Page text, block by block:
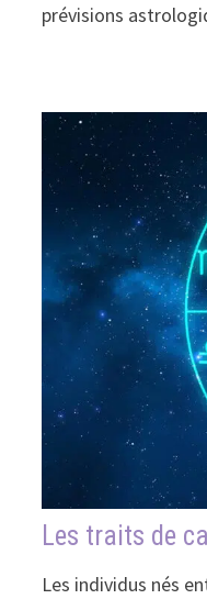
prévisions
Les traits de
Les individus nés